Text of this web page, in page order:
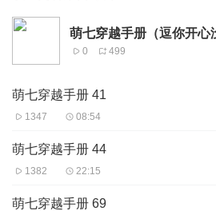
萌七穿越手册（逗你开心
0 499
萌七穿越手册 41
1347 08:54
萌七穿越手册 44
1382 22:15
萌七穿越手册 69